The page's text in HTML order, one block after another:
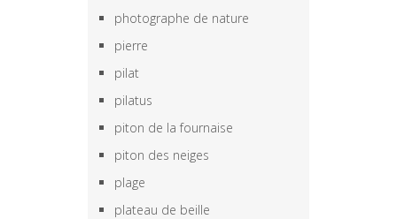
photographe de nature
pierre
pilat
pilatus
piton de la fournaise
piton des neiges
plage
plateau de beille